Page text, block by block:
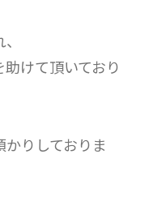
けて頂いており
りしておりま